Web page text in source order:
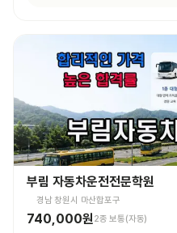
부림 자동차운전전문학원
경남 창원시 마산합포구
740,000원 2종 보통(자동)